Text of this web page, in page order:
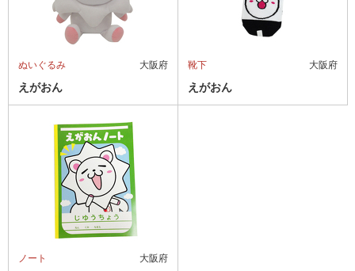
ぬいぐるみ 大阪府
えがおん
靴下 大阪府
えがおん
ノート 大阪府